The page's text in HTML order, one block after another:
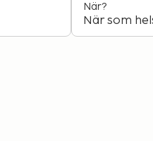
När?
När som